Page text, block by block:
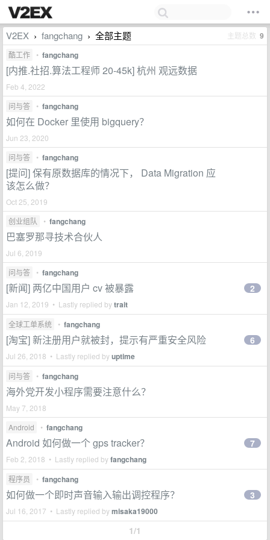
V2EX › fangchang › 全部主题 主题总数 9
酷工作 • fangchang
[内推.社招.算法工程师 20-45k] 杭州 观远数据
Feb 4, 2022
问与答
• fangchang
如何在 Docker 里使用 bigquery？
Jun 23, 2020
问与答
• fangchang
[提问] 保有原数据库的情况下， Data Migration 应
该怎么做？
Oct 25, 2019
创业组队
• fangchang
巴塞罗那寻技术合伙人
Jul 6, 2019
问与答
• fangchang
[新闻] 两亿中国用户 cv 被暴露
Jan 12, 2019 • Lastly replied bytrait
2
全球工单系统 • fangchang
[淘宝] 新注册用户就被封，提示有严重安全风险
Jul 26, 2018 • Lastly replied byuptime
6
问与答 • fangchang
海外党开发小程序需要注意什么？
May 7, 2018
Android
• fangchang
Android 如何做一个 gps tracker？
Feb 2, 2018 • Lastly replied byfangchang
7
程序员 • fangchang
如何做一个即时声音输入输出调控程序？
Jul 16, 2017 • Lastly replied bymisaka19000
3
1/1